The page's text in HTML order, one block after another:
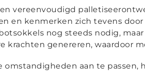
vereenvoudigd
en kenmerken zich tevens
nog steeds nodig,
krachten genereren, waardoor
omstandigheden aan te passen,